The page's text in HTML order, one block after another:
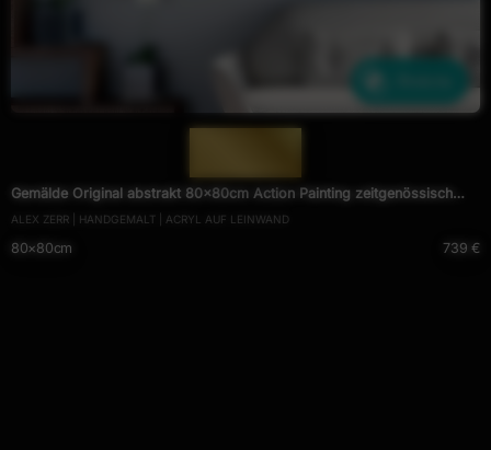
Gemälde Original abstrakt 80x80cm Action Painting zeitgenössisch
handgemalt Fluid Painting rot hellgrün türkis einzigartig
ALEX ZERR | HANDGEMALT | ACRYL AUF LEINWAND
80×80cm 739 €